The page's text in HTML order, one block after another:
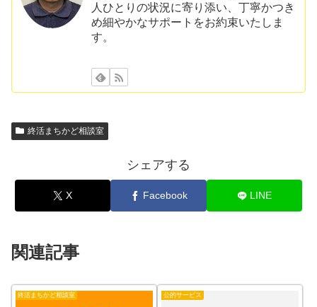
人ひとりの状況に寄り添い、丁寧かつき
め細やかなサポートをお約束いたしま
す。
終活まちかど相談室
シェアする
X Facebook LINE
関連記事
終活まちかど相談室 公的サービス